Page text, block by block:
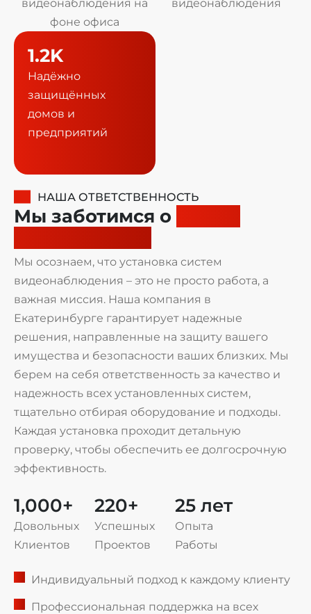
Надёжно
защищённых
домов и
предприятий
1.2K
НАША ОТВЕТСТВЕННОСТЬ
Мы заботимся о
Мы осознаем, что установка систем
видеонаблюдения – это не просто работа, а
важная миссия. Наша компания в
Екатеринбурге гарантирует надежные
решения, направленные на защиту вашего
имущества и безопасности ваших близких. Мы
берем на себя ответственность за качество и
надежность всех установленных систем,
тщательно отбирая оборудование и подходы.
Каждая установка проходит детальную
проверку, чтобы обеспечить ее долгосрочную
эффективность.
Довольных
Клиентов
1,000+
Успешных
Проектов
220+
Опыта
Работы
25 лет
Индивидуальный подход к каждому клиенту
Профессиональная поддержка на всех